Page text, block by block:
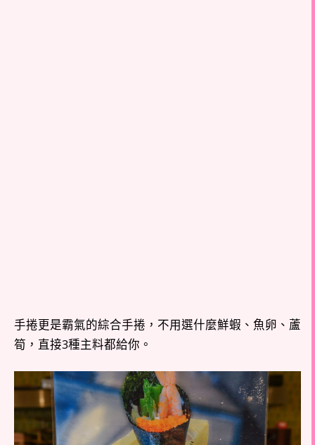
手捲更是霸氣的綜合手捲，不用選什麼鮮蝦、魚卵、蘆
筍，直接3種主料都給你。